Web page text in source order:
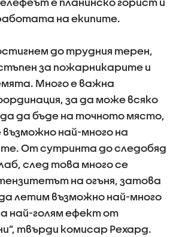
на екипите.
до трудния терен,
за пожарникарите и
Много е важна
за да може всяко
да бъде на точното място,
възможно най-много на
От сутринта до следобяд
след това много се
на огъня, затова
летим възможно най-много
най-голям ефект от
твърди комисар Рехард.